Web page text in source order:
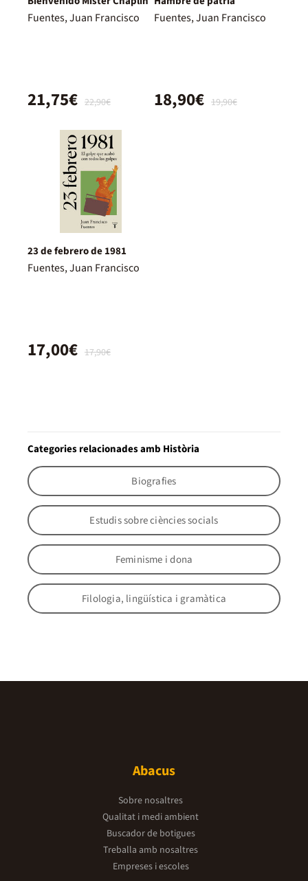
Fuentes, Juan Francisco
22,90€
21,75€
Fuentes, Juan Francisco
19,90€
18,90€
23 de febrero de 1981
Fuentes, Juan Francisco
17,90€
17,00€
Categories relacionades amb Història
Biografies
Estudis sobre ciències socials
Feminisme i dona
Filologia, lingüística i gramàtica
Abacus
Sobre nosaltres
Qualitat i medi ambient
Buscador de botigues
Treballa amb nosaltres
Empreses i escoles